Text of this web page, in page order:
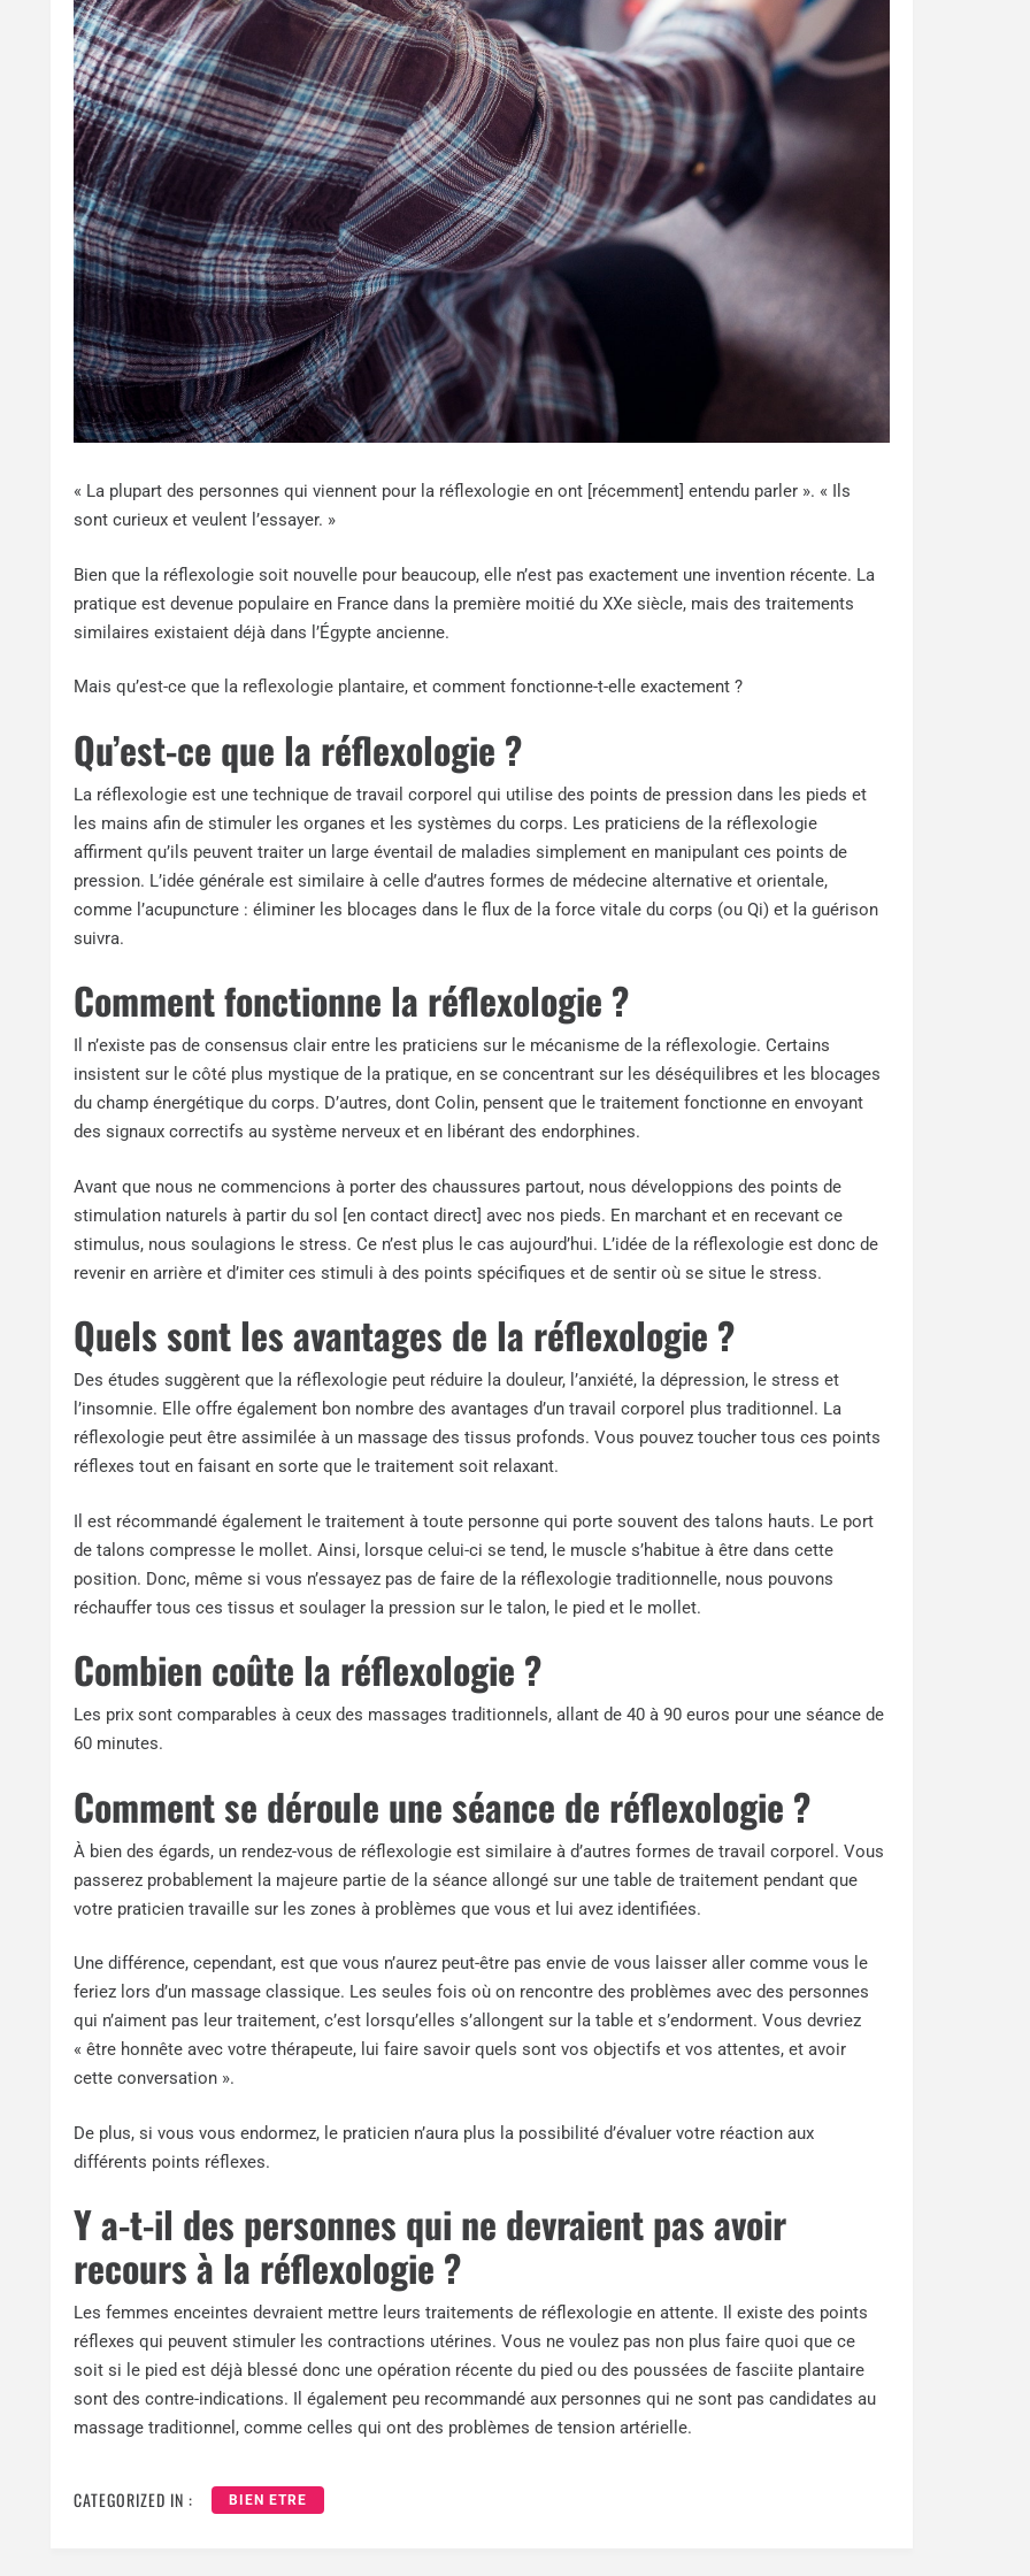
« La plupart des personnes qui viennent pour la réflexologie en ont [récemment] entendu parler ». « Ils
sont curieux et veulent l’essayer. »
Bien que la réflexologie soit nouvelle pour beaucoup, elle n’est pas exactement une invention récente. La
pratique est devenue populaire en France dans la première moitié du XXe siècle, mais des traitements
similaires existaient déjà dans l’Égypte ancienne.
Mais qu’est-ce que la reflexologie plantaire, et comment fonctionne-t-elle exactement ?
Qu’est-ce que la réflexologie ?
La réflexologie est une technique de travail corporel qui utilise des points de pression dans les pieds et
les mains afin de stimuler les organes et les systèmes du corps. Les praticiens de la réflexologie
affirment qu’ils peuvent traiter un large éventail de maladies simplement en manipulant ces points de
pression. L’idée générale est similaire à celle d’autres formes de médecine alternative et orientale,
comme l’acupuncture : éliminer les blocages dans le flux de la force vitale du corps (ou Qi) et la guérison
suivra.
Comment fonctionne la réflexologie ?
Il n’existe pas de consensus clair entre les praticiens sur le mécanisme de la réflexologie. Certains
insistent sur le côté plus mystique de la pratique, en se concentrant sur les déséquilibres et les blocages
du champ énergétique du corps. D’autres, dont Colin, pensent que le traitement fonctionne en envoyant
des signaux correctifs au système nerveux et en libérant des endorphines.
Avant que nous ne commencions à porter des chaussures partout, nous développions des points de
stimulation naturels à partir du sol [en contact direct] avec nos pieds. En marchant et en recevant ce
stimulus, nous soulagions le stress. Ce n’est plus le cas aujourd’hui. L’idée de la réflexologie est donc de
revenir en arrière et d’imiter ces stimuli à des points spécifiques et de sentir où se situe le stress.
Quels sont les avantages de la réflexologie ?
Des études suggèrent que la réflexologie peut réduire la douleur, l’anxiété, la dépression, le stress et
l’insomnie. Elle offre également bon nombre des avantages d’un travail corporel plus traditionnel. La
réflexologie peut être assimilée à un massage des tissus profonds. Vous pouvez toucher tous ces points
réflexes tout en faisant en sorte que le traitement soit relaxant.
Il est récommandé également le traitement à toute personne qui porte souvent des talons hauts. Le port
de talons compresse le mollet. Ainsi, lorsque celui-ci se tend, le muscle s’habitue à être dans cette
position. Donc, même si vous n’essayez pas de faire de la réflexologie traditionnelle, nous pouvons
réchauffer tous ces tissus et soulager la pression sur le talon, le pied et le mollet.
Combien coûte la réflexologie ?
Les prix sont comparables à ceux des massages traditionnels, allant de 40 à 90 euros pour une séance de
60 minutes.
Comment se déroule une séance de réflexologie ?
À bien des égards, un rendez-vous de réflexologie est similaire à d’autres formes de travail corporel. Vous
passerez probablement la majeure partie de la séance allongé sur une table de traitement pendant que
votre praticien travaille sur les zones à problèmes que vous et lui avez identifiées.
Une différence, cependant, est que vous n’aurez peut-être pas envie de vous laisser aller comme vous le
feriez lors d’un massage classique. Les seules fois où on rencontre des problèmes avec des personnes
qui n’aiment pas leur traitement, c’est lorsqu’elles s’allongent sur la table et s’endorment. Vous devriez
« être honnête avec votre thérapeute, lui faire savoir quels sont vos objectifs et vos attentes, et avoir
cette conversation ».
De plus, si vous vous endormez, le praticien n’aura plus la possibilité d’évaluer votre réaction aux
différents points réflexes.
Y a-t-il des personnes qui ne devraient pas avoir
recours à la réflexologie ?
Les femmes enceintes devraient mettre leurs traitements de réflexologie en attente. Il existe des points
réflexes qui peuvent stimuler les contractions utérines. Vous ne voulez pas non plus faire quoi que ce
soit si le pied est déjà blessé donc une opération récente du pied ou des poussées de fasciite plantaire
sont des contre-indications. Il également peu recommandé aux personnes qui ne sont pas candidates au
massage traditionnel, comme celles qui ont des problèmes de tension artérielle.
CATEGORIZED IN : BIEN ETRE